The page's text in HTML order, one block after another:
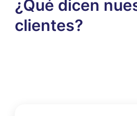
¿Qué dicen
clientes?